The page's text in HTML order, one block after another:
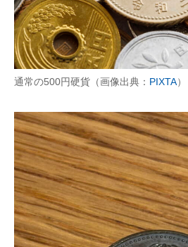
通常の500円硬貨（画像出典： PIXTA）